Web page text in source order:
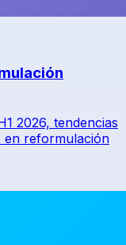
2026, tendencias
en reformulación